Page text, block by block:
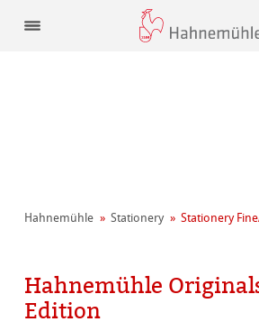
Hahnemühle Stationery Stationery
Hahnemühle
Edition